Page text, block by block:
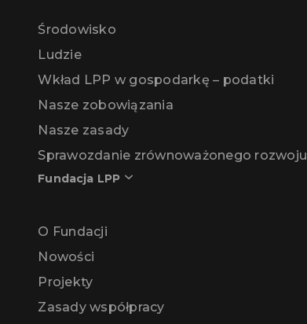
Środowisko
Ludzie
Wkład LPP w gospodarkę – podatki
Nasze zobowiązania
Nasze zasady
Sprawozdanie zrównoważonego rozwoju
Fundacja LPP
O Fundacji
Nowości
Projekty
Zasady współpracy